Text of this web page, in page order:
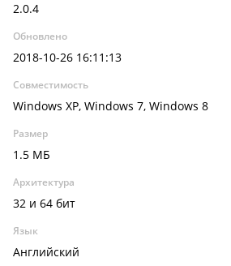
2.0.4
Обновлено
2018-10-26 16:11:13
Совместимость
Windows XP, Windows 7, Windows 8
Размер
1.5 МБ
Архитектура
32 и 64 бит
Язык
Английский